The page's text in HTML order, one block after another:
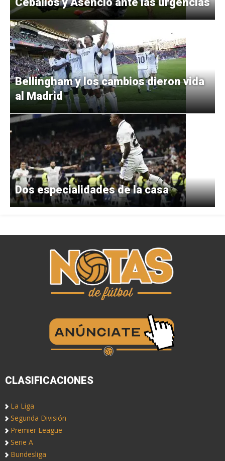
Bellingham y los cambios dieron vida
al Madrid
Dos especialidades de la casa
CLASIFICACIONES
La Liga
Segunda División
Premier League
Serie A
Bundesliga